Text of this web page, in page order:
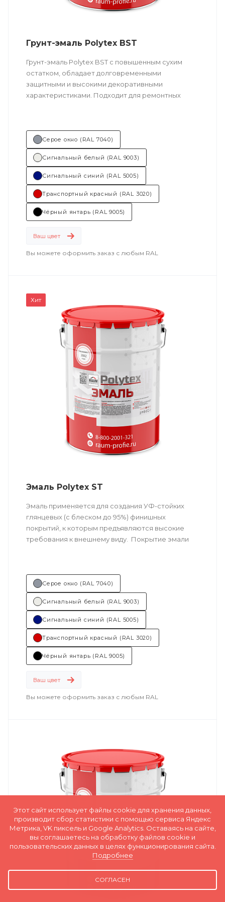
Грунт-эмаль Polytex BST
Грунт-эмаль Polytex BST c повышенным сухим
остатком, обладает долговременными
защитными и высокими декоративными
характеристиками. Подходит для ремонтных
Состав (тип связующего):
(полиуретановая).
Основные отрасли применения:
нефтегазовый сектор;
машиностроение
Серое окно (RAL 7040)
Сигнальный белый (RAL 9003)
Сигнальный синий (RAL 5005)
Транспортный красный (RAL 3020)
Чёрный янтарь (RAL 9005)
Ваш цвет
Вы можете оформить заказ с любым RAL
Хит
Эмаль Polytex ST
Эмаль применяется для создания УФ-стойких
глянцевых (с блеском до 95%) финишных
покрытий, к которым предъявляются высокие
требования к внешнему виду. Покрытие эмали
Техничес по ссылке
Состав (тип связующего):ПУ
(полиуретановая).
Основные отрасли применения:
нефтегазовый сектор
энергетика
Серое окно (RAL 7040)
Сигнальный белый (RAL 9003)
Сигнальный синий (RAL 5005)
Транспортный красный (RAL 3020)
Чёрный янтарь (RAL 9005)
Ваш цвет
Вы можете оформить заказ с любым RAL
Этот сайт использует файлы cookie для хранения данных,
производит сбор статистики с помощью сервиса Яндекс
Метрика, VK пиксель и Google Analytics. Оставаясь на сайте,
вы соглашаетесь на обработку файлов cookie и
пользовательских данных в целях функционирования сайта.
Подробнее
СОГЛАСЕН